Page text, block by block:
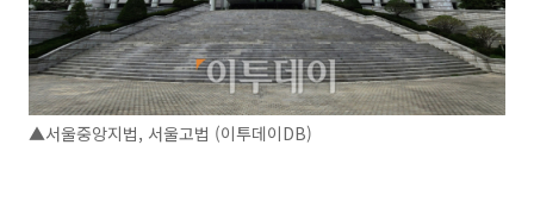
▲서울중앙지법, 서울고법 (이투데이DB)